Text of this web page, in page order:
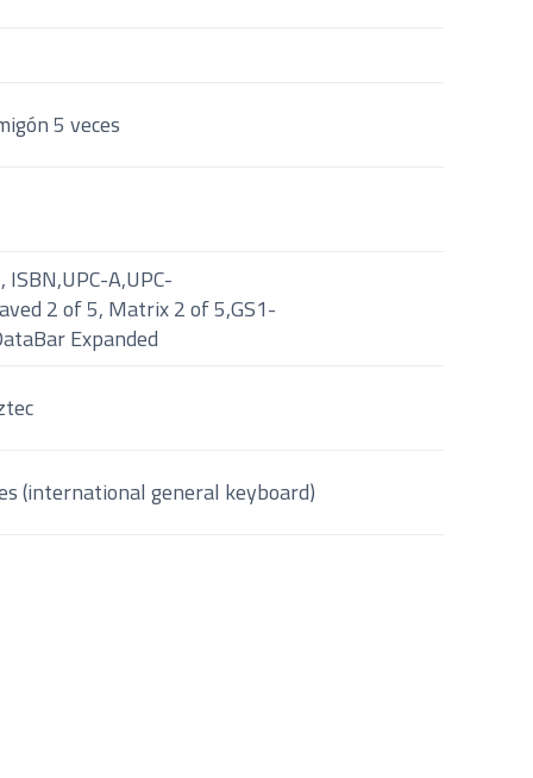
5 veces
A,UPC-
2 of 5, Matrix 2 of 5,GS1-
Expanded
(international general keyboard)